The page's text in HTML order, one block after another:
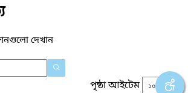
দেখান
পৃষ্ঠা আইটেম